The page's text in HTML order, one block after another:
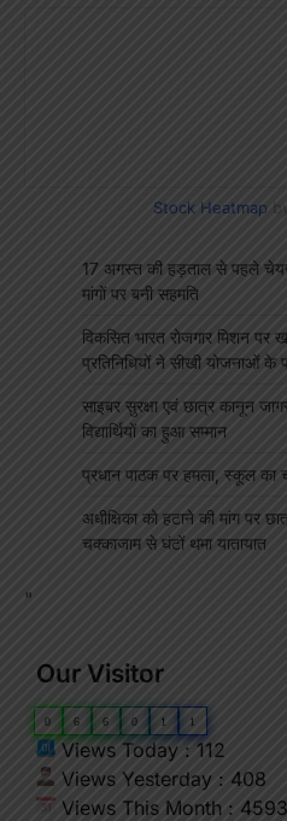
Stock Heatmap
17 अगस्त की हड़ताल से पहले
मांगों पर बनी सहमति
विकसित भारत रोजगार मिशन पर
प्रतिनिधियों ने सीखी योजनाओं के
साइबर सुरक्षा एवं छात्र कानून
विद्यार्थियों का हुआ सम्मान
प्रधान पाठक पर हमला, स्कूल का
अधीक्षिका को हटाने की मांग पर
चक्काजाम से घंटों थमा यातायात
"
Our Visitor
0 6 6 0 1 1
Views Today : 112
Views Yesterday : 408
Views This Month : 4593